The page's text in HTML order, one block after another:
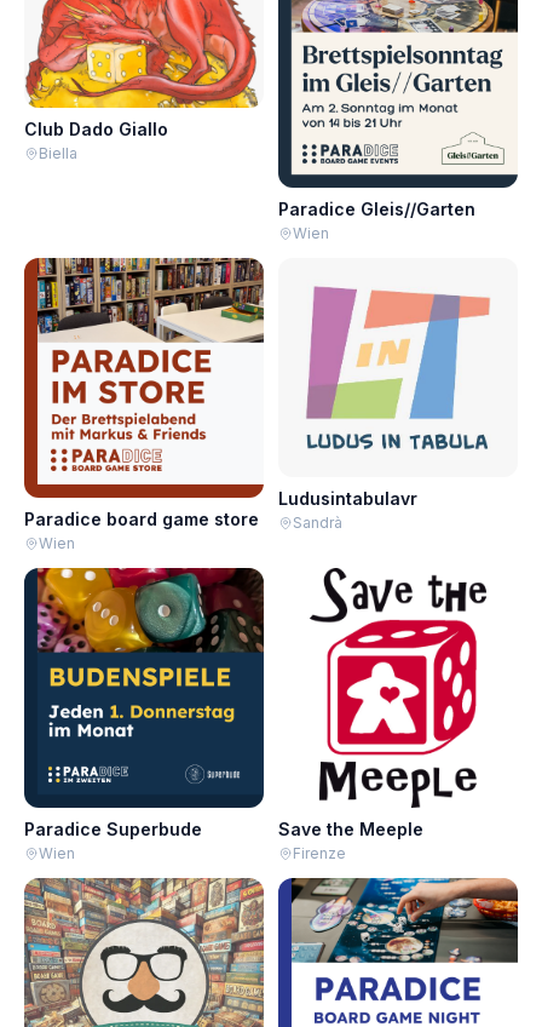
Club Dado Giallo
Biella
Paradice Gleis//Garten
Wien
Paradice board game store
Wien
Ludusintabulavr
Sandrà
Paradice Superbude
Wien
Save the Meeple
Firenze